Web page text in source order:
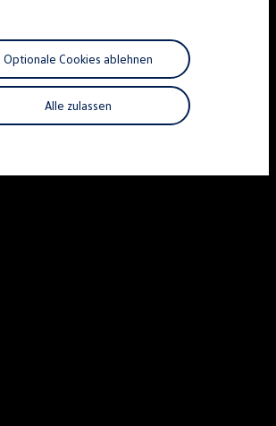
und Flüssigkeiten
und Reifen
und Unfallhilfe
Service
Teile
Alle zulassen
Optionale Cookies ablehnen